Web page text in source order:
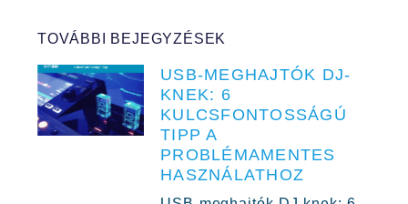
TOVÁBBI BEJEGYZÉSEK
USB-MEGHAJTÓK DJ-
KNEK: 6
KULCSFONTOSSÁGÚ
TIPP A
PROBLÉMAMENTES
HASZNÁLATHOZ